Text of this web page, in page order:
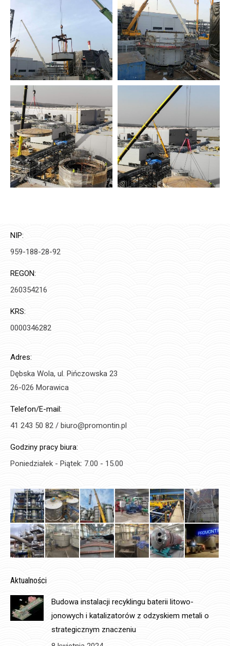
NIP:
959-188-28-92
REGON:
260354216
KRS:
0000346282
Adres:
Dębska Wola, ul. Pińczowska 23
26-026 Morawica
Telefon/E-mail:
41 243 50 82 / biuro@promontin.pl
Godziny pracy biura:
Poniedziałek - Piątek: 7.00 - 15.00
Aktualności
Budowa instalacji recyklingu baterii litowo-
jonowych i katalizatorów z odzyskiem metali o
strategicznym znaczeniu